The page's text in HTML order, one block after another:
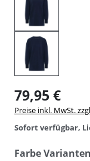
79,95 €
Preise inkl. MwSt.
Sofort verfügbar,
Farbe Varianten